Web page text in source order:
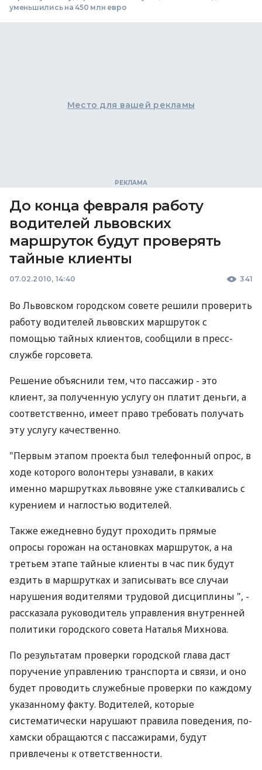
уменьшились на 450 млн евро
Место для вашей рекламы
До конца февраля работу
водителей львовских
маршруток будут проверять
тайные клиенты
07.02.2010, 14:40 341
Во Львовском городском совете решили проверить
работу водителей львовских маршруток с
помощью тайных клиентов, сообщили в пресс-
службе горсовета.
Решение объяснили тем, что пассажир - это
клиент, за полученную услугу он платит деньги, а
соответственно, имеет право требовать получать
эту услугу качественно.
"Первым этапом проекта был телефонный опрос, в
ходе которого волонтеры узнавали, в каких
именно маршрутках львовяне уже сталкивались с
курением и наглостью водителей.
Также ежедневно будут проходить прямые
опросы горожан на остановках маршруток, а на
третьем этапе тайные клиенты в час пик будут
ездить в маршрутках и записывать все случаи
нарушения водителями трудовой дисциплины ", -
рассказала руководитель управления внутренней
политики городского совета Наталья Михнова.
По результатам проверки городской глава даст
поручение управлению транспорта и связи, и оно
будет проводить служебные проверки по каждому
указанному факту. Водителей, которые
систематически нарушают правила поведения, по-
хамски обращаются с пассажирами, будут
привлечены к ответственности.